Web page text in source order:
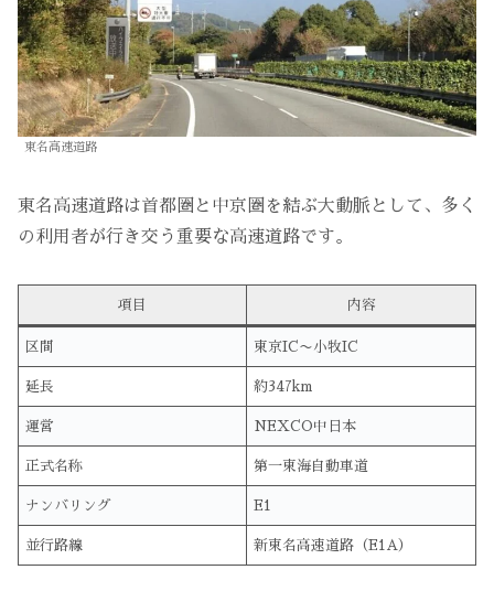
東名高速道路
東名高速道路は首都圏と中京圏を結ぶ大動脈として、多く
の利用者が行き交う重要な高速道路です。
項目 内容
区間 東京IC〜小牧IC
延長 約347km
運営 NEXCO中日本
正式名称 第一東海自動車道
ナンバリング E1
並行路線 新東名高速道路（E1A）